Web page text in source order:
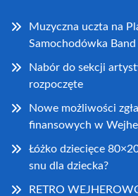
Muzyczna uczta na
Samochodówka Band
Nabór do sekcji
rozpoczęte
Nowe możliwości
finansowych w
Łóżko dziecięce
snu dla dziecka?
RETRO